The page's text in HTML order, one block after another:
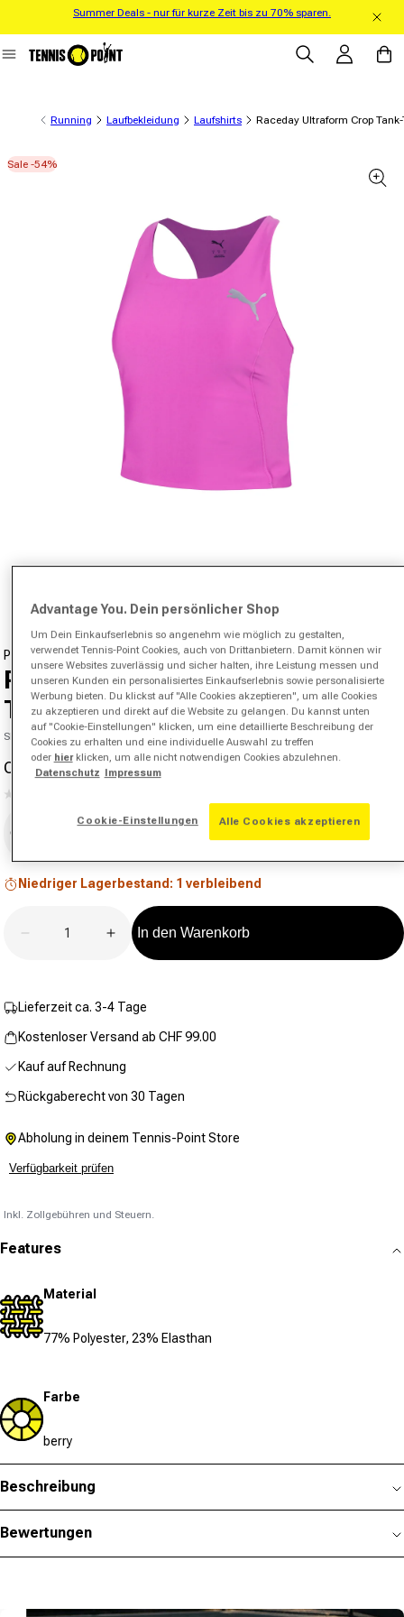
zum Inhalt
Summer Deals - nur für kurze Zeit bis zu 70% sparen.
Einloggen
Running Laufbekleidung Laufshirts Raceday Ultraform Crop
Sale -54% springen
PUMA
Raceday Ultraform Crop Tank-
Top Damen-Pink
SKU 07947502718000
Verkaufspreis
CHF 36.90
Normaler PreisCHF 80.00
Bewertungswert.
Link
gleichen
Größe auswählen
Niedriger Lagerbestand: 1 verbleibend
Verringere die Menge für Raceday Ultraform Crop
Erhöhe die Menge für Raceday
In den Warenkorb
Lieferzeit ca. 3-4 Tage
Kostenloser Versand ab CHF 99.00
Kauf auf Rechnung
Rückgaberecht von 30 Tagen
Abholung in deinem Tennis-Point Store
Verfügbarkeit prüfen
Inkl. Zollgebühren und Steuern.
Features
Material
77% Polyester, 23% Elasthan
Farbe
berry
Beschreibung
Bewertungen
Advantage You. Dein persönlicher Shop
Um Dein Einkaufserlebnis so angenehm wie möglich zu gestalten,
verwendet Tennis-Point Cookies, auch von Drittanbietern. Damit können wir
unsere Websites zuverlässig und sicher halten, ihre Leistung messen und
unseren Kunden ein personalisiertes Einkaufserlebnis sowie personalisierte
Werbung bieten. Du klickst auf "Alle Cookies akzeptieren", um alle Cookies
zu akzeptieren und direkt auf die Website zu gelangen. Du kannst unten
auf "Cookie-Einstellungen" klicken, um eine detaillierte Beschreibung der
Cookies zu erhalten und eine individuelle Auswahl zu treffen
oder hierklicken, um alle nicht notwendigen Cookies abzulehnen.
Datenschutz Impressum
Cookie-Einstellungen Alle Cookies akzeptieren